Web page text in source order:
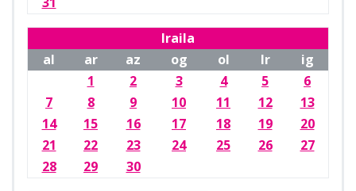
Iraila
al
ar az og ol lr
ig
1
2 3 4 5
6
7
8 9 10 11 12
13
14
15 16 17 18 19
20
21
22 23 24 25 26
27
28
29 30